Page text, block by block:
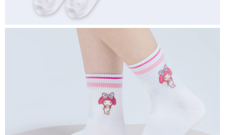
付款後7-11取貨
每筆NT$80，滿NT$859(含以上)免運費
每筆NT$85，滿NT$859(含以上)免運費